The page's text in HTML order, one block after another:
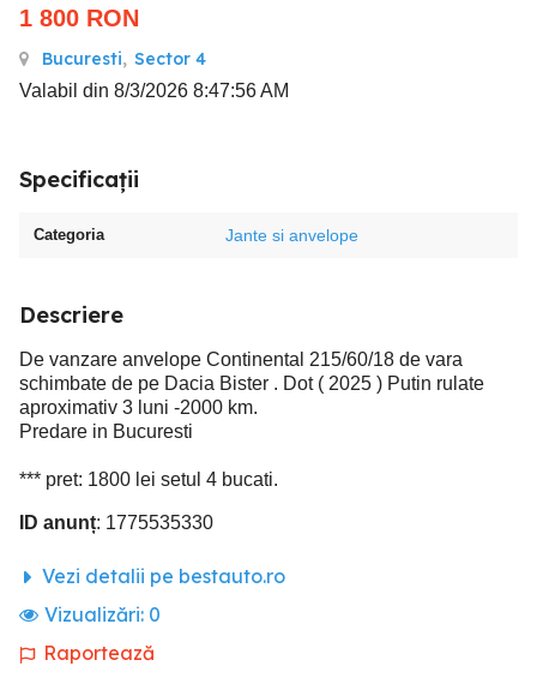
1 800 RON
Bucuresti, Sector 4
Valabil din 8/3/2026 8:47:56 AM
Specificații
Categoria Jante si anvelope
Descriere
De vanzare anvelope Continental 215/60/18 de vara
schimbate de pe Dacia Bister . Dot ( 2025 ) Putin rulate
aproximativ 3 luni -2000 km.
Predare in Bucuresti
*** pret: 1800 lei setul 4 bucati.
ID anunț: 1775535330
Vezi detalii pe bestauto.ro
Vizualizări: 0
Raportează